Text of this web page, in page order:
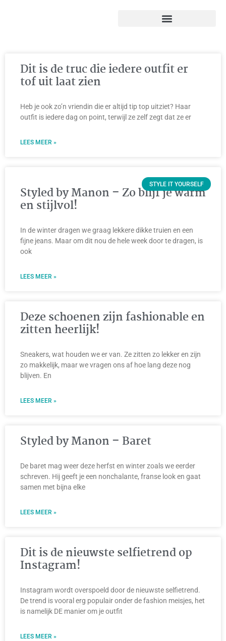
Dit is de truc die iedere outfit er
tof uit laat zien
Heb je ook zo’n vriendin die er altijd tip top uitziet? Haar
outfit is iedere dag on point, terwijl ze zelf zegt dat ze er
LEES MEER »
STYLE IT YOURSELF
Styled by Manon – Zo blijf je warm
en stijlvol!
In de winter dragen we graag lekkere dikke truien en een
fijne jeans. Maar om dit nou de hele week door te dragen, is
ook
LEES MEER »
Deze schoenen zijn fashionable en
zitten heerlijk!
Sneakers, wat houden we er van. Ze zitten zo lekker en zijn
zo makkelijk, maar we vragen ons af hoe lang deze nog
blijven. En
LEES MEER »
Styled by Manon – Baret
De baret mag weer deze herfst en winter zoals we eerder
schreven. Hij geeft je een nonchalante, franse look en gaat
samen met bijna elke
LEES MEER »
Dit is de nieuwste selfietrend op
Instagram!
Instagram wordt overspoeld door de nieuwste selfietrend.
De trend is vooral erg populair onder de fashion meisjes, het
is namelijk DE manier om je outfit
LEES MEER »